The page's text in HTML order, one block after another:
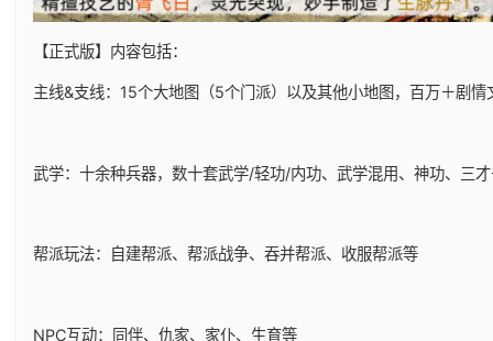
【正式版】内容包括：
主线&支线：15个大地图（5个门派）以及其他小地图，百万＋剧情
武学：十余种兵器，数十套武学/轻功/内功、武学混用、神功、三
帮派玩法：自建帮派、帮派战争、吞并帮派、收服帮派等
NPC互动：同伴、仇家、家仆、生育等